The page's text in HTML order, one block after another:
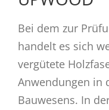
Bei dem zur
handelt es sich
vergütete
Anwendungen in
Bauwesens. In